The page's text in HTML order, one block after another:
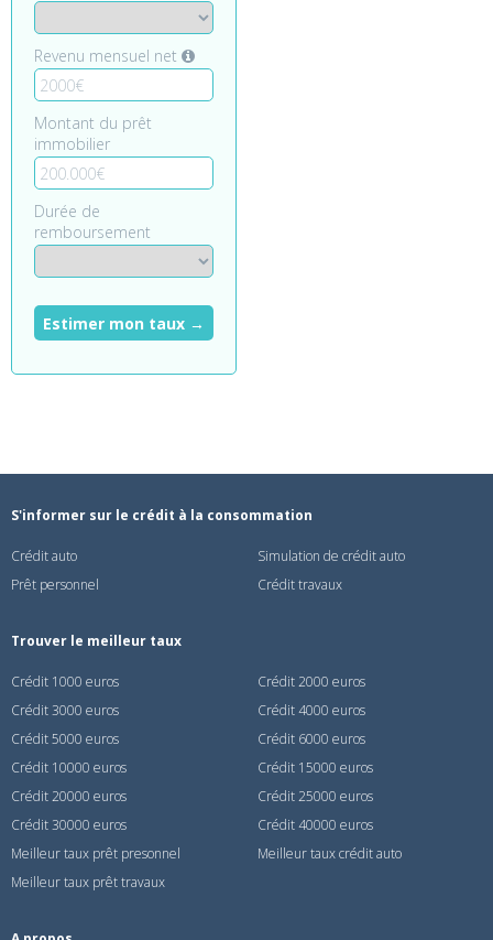
Revenu mensuel net
Montant du prêt
immobilier
Durée de
remboursement
Estimer mon taux →
S'informer sur le crédit à la consommation
Crédit auto
Simulation de crédit auto
Prêt personnel
Crédit travaux
Trouver le meilleur taux
Crédit 1000 euros
Crédit 2000 euros
Crédit 3000 euros
Crédit 4000 euros
Crédit 5000 euros
Crédit 6000 euros
Crédit 10000 euros
Crédit 15000 euros
Crédit 20000 euros
Crédit 25000 euros
Crédit 30000 euros
Crédit 40000 euros
Meilleur taux prêt presonnel
Meilleur taux crédit auto
Meilleur taux prêt travaux